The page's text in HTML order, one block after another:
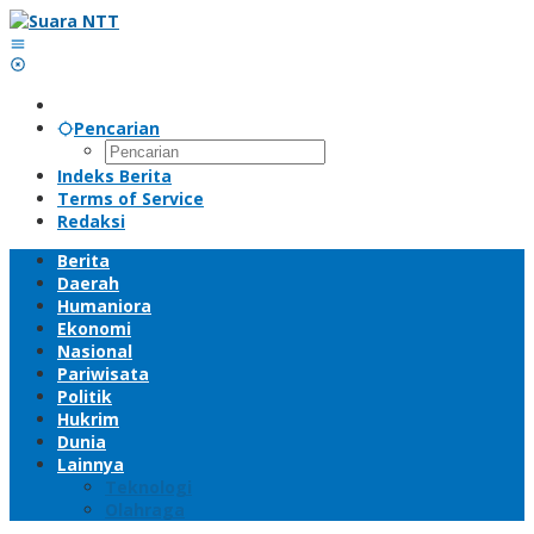
Lewati
ke
konten
Pencarian
Indeks Berita
Terms of Service
Redaksi
Berita
Daerah
Humaniora
Ekonomi
Nasional
Pariwisata
Politik
Hukrim
Dunia
Lainnya
Teknologi
Olahraga